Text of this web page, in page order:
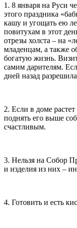
1. 8 января на Руси
этого праздника
кашу и угощать ею
повитухам в этот
отрезы холста – на
младенцам, а также
богатую жизнь.
самим дарителям.
дней назад
2. Если в доме
поднять его выше
счастливым.
3. Нельзя на Собор
и изделия из них –
4. Готовить и есть